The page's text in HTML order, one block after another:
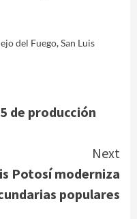
del Fuego,San Luis
de producción
Next
Potosí moderniza
populares